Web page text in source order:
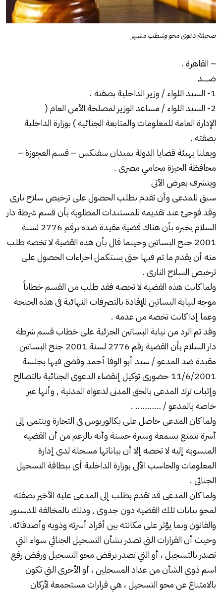
صحيفة دعوى محو وشطب مشهر
– القاهرة .
ضــــــد
1- السيد اللواء / وزير الداخلية بصفته .
2- السيد اللواء / مساعد الوزير لمصلحة الأمن العام (
الإدارة العامة للمعلومات والمتابعة الجنائية) بوزارة الداخلية
بصفته .
ويعلنا بهيئة قضايا الدولة بميدان سفنكس – قسم العجوزة –
محافظة الجيزة محامي مصرى .
ويتشرف بعرض الآتى
سبق للمدعى وأن تقدم بطلب الحصول على ترخيص سلاح نارى
وقد فوجئ عند تقديمه للمستندات المطلوبة بأن قسم شرطة دار
السلام يخبره بأن هناك قضية مقيدة ضده برقم 2776 لسنة
2001 جنح البساتين وحينما قال بأن هذه القضية لا تخصه طلب
منه أن يقدم ما تم فيها حتى يستكمل اجراءات الحصول على
ترخيص السلاح النارى .
ولما كانت هذه القضية لا تخصه فقد طلب من القسم خطاباً
موجه لنيابة البساتين للإفادة بالتصرفات النهائية فى هذه الجنحة
وعما إذا كانت تخصه من عدمه .
وقد تم الرد من نيابة البساتين الجزئية على خطاب قسم شرطة
دار السلام بأن القضية رقم 2776 لسنة 2001 جنح البساتين
مقيدة ضد المدعو / سيد أبو الوفا أحمد وقضى فيها بجلسة
11/6/2001 حضورى توكيل إنقضاء الدعوى الجنائية بالتصالح
وإثبات ترك المدعى بالحق المدنى لدعواه المدنية , وأنها غير
خاصة بالمدعو / ……….. .
ولما كان المدعى حاصل على بكالوريوس فى التجارة وينتمى إلى
أسرة تتمتع بسمعة وسيرة حسنة وأنه بالرغم من أن القضية
المنسوبة إليه لا تخصه إلا أن بياناتها مسجلة لدى إدارة
المعلومات والحاسب الألى بوزارة الداخلية أى ببطاقة التسجيل
الجنائى .
ولما كان المدعى قد تقدم بطلب إلى المدعى عليه الأخير بصفته
لمحو بيانات تلك القضية دون جدوى , وذلك بالمخالفة للدستور
والقانون وبما يؤثر على مكانته بين أفراد أسرته وذويه وأصدقائه.
وحيث أن القرارات التي تصدر بشأن التسجيل الجنائي سواء التي
تصدر بالتسجيل ، أو التي تصدر برفض محو التسجيل ورفض رفع
اسم ذوي الشأن من عداد المسجلين ، أو الأخرى التي تكون
بالامتناع عن محو التسجيل ، هي قرارات مستجمعة لأركان